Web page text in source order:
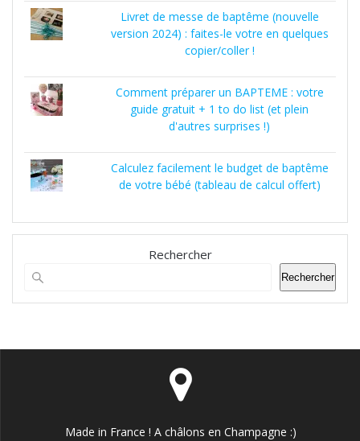
Livret de messe de baptême (nouvelle
version 2024) : faites-le votre en quelques
copier/coller !
Comment préparer un BAPTEME : votre
guide gratuit + 1 to do list (et plein
d'autres surprises !)
Calculez facilement le budget de baptême
de votre bébé (tableau de calcul offert)
Rechercher
Rechercher
Made in France ! A châlons en Champagne :)